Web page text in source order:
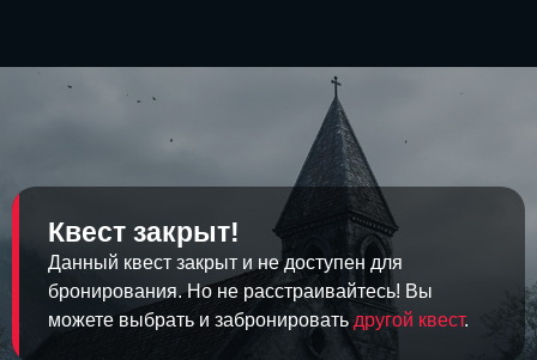
Квест закрыт!
Данный квест закрыт и не доступен для
бронирования. Но не расстраивайтесь! Вы
можете выбрать и забронировать другой квест.